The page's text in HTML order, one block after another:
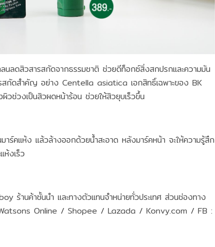
ลดสิวสารสกัดจากธรรมชาติ ช่วยดีท็อกซ์สิ่งสกปรกและความมัน
สกัดสำคัญ อย่าง Centella asiatica เอกสิทธิ์เฉพาะของ BK
วช่วงเป็นสิวผดหน้าร้อน ช่วยให้สิวยุบเร็วขึ้น
คแห้ง แล้วล้างออกด้วยน้ำสะอาด หลังมาร์คหน้า จะให้ความรู้สึก
งเร็ว
ร้านค้าชั้นนำ และทางตัวแทนจำหน่ายทั่วประเทศ ส่วนช่องทาง
Watsons Online / Shopee / Lazada / Konvy.com / FB :